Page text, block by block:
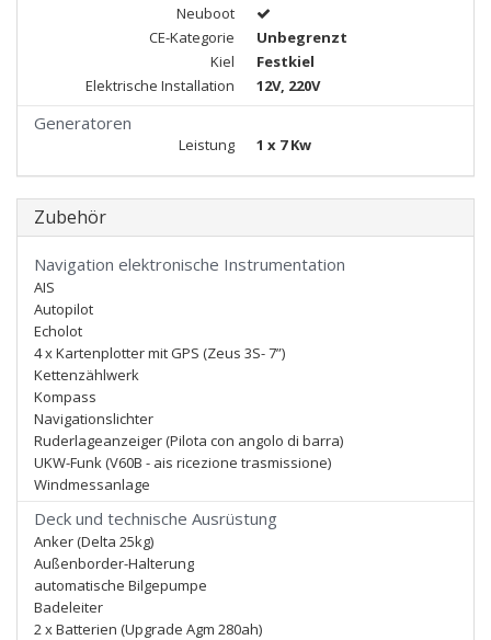
Neuboot
CE-Kategorie
Unbegrenzt
Kiel
Festkiel
Elektrische Installation
12V, 220V
Generatoren
Leistung 1 x 7 Kw
Zubehör
Navigation elektronische Instrumentation
AIS
Autopilot
Echolot
4 x Kartenplotter mit GPS (Zeus 3S- 7”)
Kettenzählwerk
Kompass
Navigationslichter
Ruderlageanzeiger (Pilota con angolo di barra)
UKW-Funk (V60B - ais ricezione trasmissione)
Windmessanlage
Deck und technische Ausrüstung
Anker (Delta 25kg)
Außenborder-Halterung
automatische Bilgepumpe
Badeleiter
2 x Batterien (Upgrade Agm 280ah)